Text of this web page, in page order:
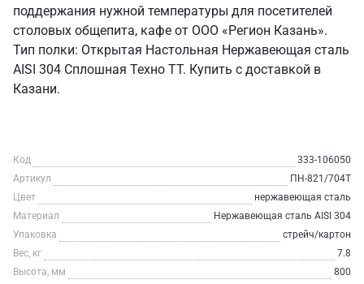
поддержания нужной температуры для посетителей
столовых общепита, кафе от ООО «Регион Казань».
Тип полки: Открытая Настольная Нержавеющая сталь
AISI 304 Сплошная Техно ТТ. Купить с доставкой в
Казани.
Код
333-106050
Артикул
ПН-821/704Т
Цвет
нержавеющая сталь
Материал
Нержавеющая сталь AISI 304
Упаковка
стрейч/картон
Вес, кг
7.8
Высота, мм
800